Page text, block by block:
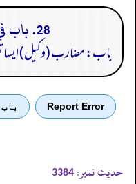
28. باب في المضارب يخالف
باب: مضارب (وکیل) ایسا
Report Error باب
حدیث نمبر: 3384